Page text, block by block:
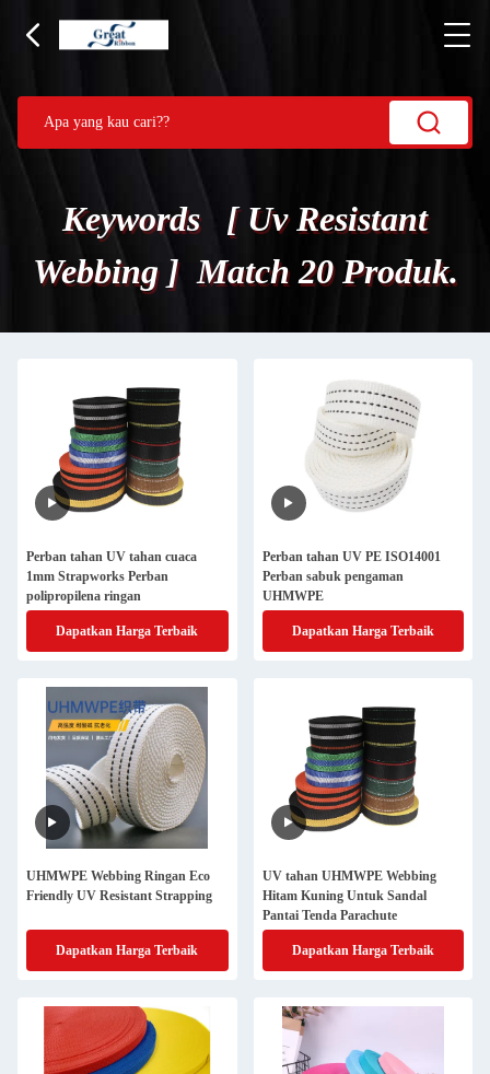
Keywords [ Uv Resistant
Webbing ] Match 20 Produk.
Perban tahan UV tahan cuaca
1mm Strapworks Perban
polipropilena ringan
Dapatkan Harga Terbaik
Perban tahan UV PE ISO14001
Perban sabuk pengaman
UHMWPE
Dapatkan Harga Terbaik
UHMWPE Webbing Ringan Eco
Friendly UV Resistant Strapping
Dapatkan Harga Terbaik
UV tahan UHMWPE Webbing
Hitam Kuning Untuk Sandal
Pantai Tenda Parachute
Dapatkan Harga Terbaik